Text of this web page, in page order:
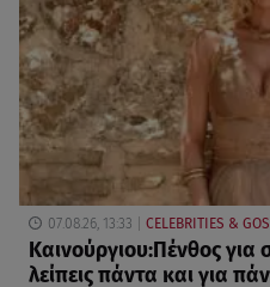
07.08.26, 13:33 CELEBRITIES &
Καινούργιου:Πένθος
λείπεις πάντα και για